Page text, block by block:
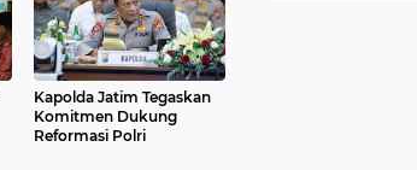
Kapolda Jatim Tegaskan
Komitmen Dukung
Reformasi Polri